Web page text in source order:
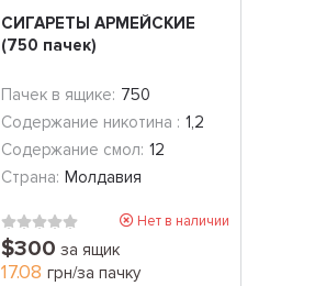
СИГАРЕТЫ АРМЕЙСКИЕ
(750 пачек)
Пачек в ящике: 750
Содержание никотина : 1,2
Содержание смол: 12
Страна: Молдавия
Нет в наличии
$300 за ящик
17.08 грн/за пачку